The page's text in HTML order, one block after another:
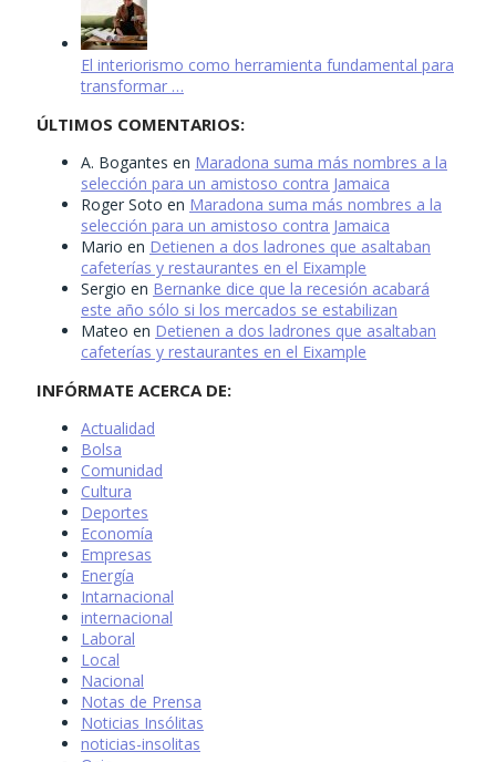
El interiorismo como herramienta fundamental para
transformar …
ÚLTIMOS COMENTARIOS:
A. Bogantes en Maradona suma más nombres a la
selección para un amistoso contra Jamaica
Roger Soto en Maradona suma más nombres a la
selección para un amistoso contra Jamaica
Mario en Detienen a dos ladrones que asaltaban
cafeterías y restaurantes en el Eixample
Sergio en Bernanke dice que la recesión acabará
este año sólo si los mercados se estabilizan
Mateo en Detienen a dos ladrones que asaltaban
cafeterías y restaurantes en el Eixample
INFÓRMATE ACERCA DE:
Actualidad
Bolsa
Comunidad
Cultura
Deportes
Economía
Empresas
Energía
Intarnacional
internacional
Laboral
Local
Nacional
Notas de Prensa
Noticias Insólitas
noticias-insolitas